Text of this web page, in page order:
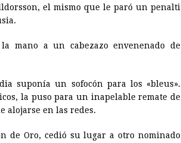
el mismo que le paró un penalti
mano a un cabezazo envenenado de
suponía un sofocón para los «bleus».
la puso para un inapelable remate de
alojarse en las redes.
de Oro, cedió su lugar a otro nominado